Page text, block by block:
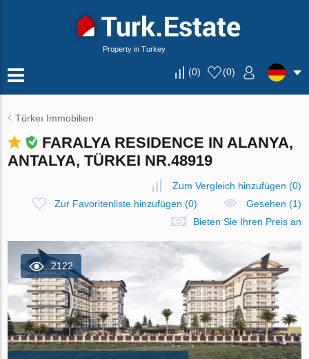
Property in Turkey
(0) (0)
Türkeı Immobilien
FARALYA RESIDENCE IN ALANYA,
ANTALYA, TÜRKEI NR.48919
Zum Vergleich hinzufügen (0)
Zur Favoritenliste hinzufügen (0)
Gesehen (1)
Bieten Sie Ihren Preis an
2122